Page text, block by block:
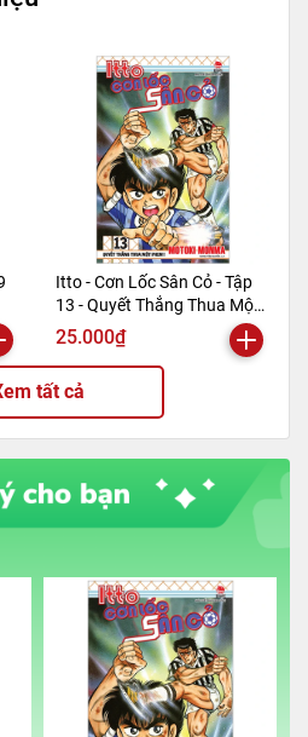
Usui
bản Kim Đồng
14.5 x 0.6 cm
Itto - Cơn Lốc Sân Cỏ - Tập
13 - Quyết Thắng Thua Một
Phen!! (Tái Bản 2024)
25.000₫
tất cả